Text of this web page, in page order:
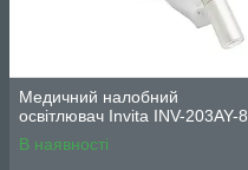
Медичний налобний
освітлювач Invita INV-203AY-8
В наявності